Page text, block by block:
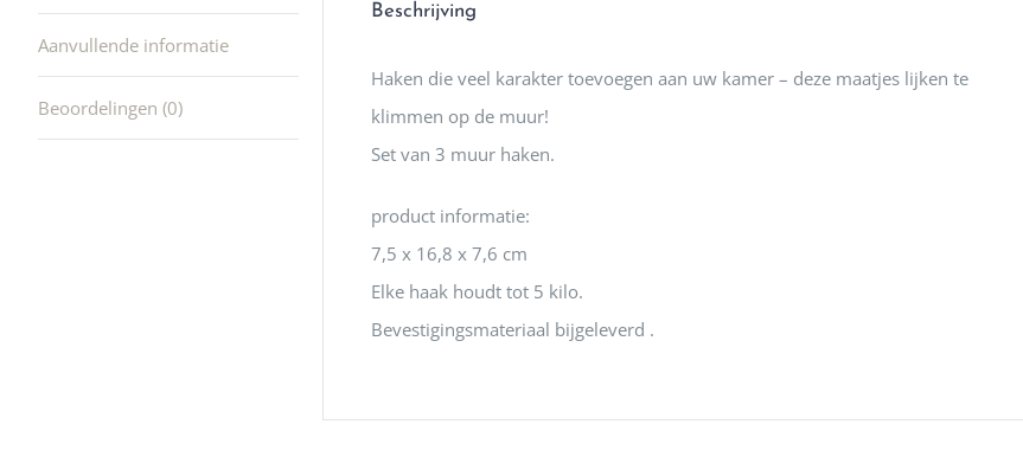
Aanvullende informatie
Beoordelingen (0)
Beschrijving
Haken die veel karakter toevoegen aan uw kamer – deze maatjes lijken te
klimmen op de muur!
Set van 3 muur haken.
product informatie:
7,5 x 16,8 x 7,6 cm
Elke haak houdt tot 5 kilo.
Bevestigingsmateriaal bijgeleverd .